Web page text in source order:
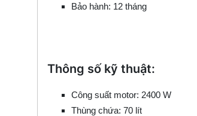
Bảo hành: 12 tháng
Thông số kỹ thuật:
Công suất motor: 2400 W
Thùng chứa: 70 lít